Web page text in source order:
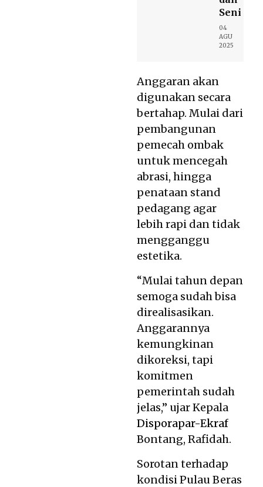
Seni
04
AGU
2025
Anggaran akan
digunakan secara
bertahap. Mulai dari
pembangunan
pemecah ombak
untuk mencegah
abrasi, hingga
penataan stand
pedagang agar
lebih rapi dan tidak
mengganggu
estetika.
“Mulai tahun depan
semoga sudah bisa
direalisasikan.
Anggarannya
kemungkinan
dikoreksi, tapi
komitmen
pemerintah sudah
jelas,” ujar Kepala
Disporapar-Ekraf
Bontang, Rafidah.
Sorotan terhadap
kondisi Pulau Beras